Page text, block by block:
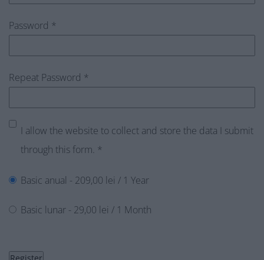
Password *
Repeat Password *
I allow the website to collect and store the data I submit
through this form. *
Basic anual - 209,00 lei / 1 Year
Basic lunar - 29,00 lei / 1 Month